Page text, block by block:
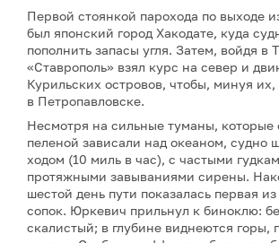
Первой стоянкой парохода по выходе
был японский город Хакодате, куда
пополнить запасы угля. Затем, войдя в
«Ставрополь» взял курс на север и
Курильских островов, чтобы, минуя их,
в Петропавловске.
Несмотря на сильные туманы, которые
пеленой зависали над океаном, судно
ходом (10 миль в час), с частыми
протяжными завываниями сирены.
шестой день пути показалась первая
сопок. Юркевич прильнул к биноклю:
скалистый; в глубине виднеются горы,